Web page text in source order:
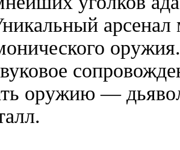
оружия.
оружию —